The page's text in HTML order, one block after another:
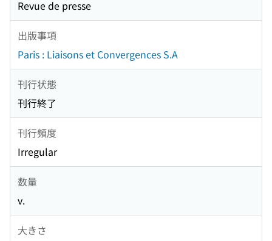
Revue de presse
出版事項
Paris : Liaisons et Convergences S.A
刊行状態
刊行終了
刊行頻度
Irregular
数量
v.
大きさ